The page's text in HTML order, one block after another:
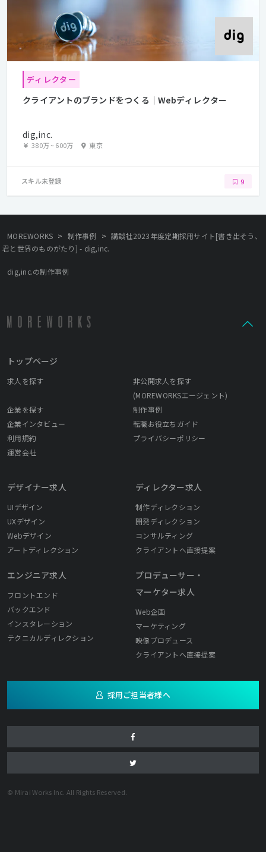
ディレクター
クライアントのブランドをつくる｜Webディレクター
dig,inc.
380万~600万 東京
スキル未登録 9
MOREWORKS > 制作事例 > 講談社2023年度定期採用サイト[書き出そう、
君と世界のものがたり] - dig,inc.
dig,inc.の制作事例
トップページ
求人を探す
非公開求人を探す
(MOREWORKSエージェント)
企業を探す
制作事例
企業インタビュー
転職お役立ちガイド
利用規約
プライバシーポリシー
運営会社
デザイナー求人
UIデザイン
UXデザイン
Webデザイン
アートディレクション
エンジニア求人
フロントエンド
バックエンド
インスタレーション
テクニカルディレクション
ディレクター求人
制作ディレクション
開発ディレクション
コンサルティング
クライアントへ直接提案
プロデューサー・
マーケター求人
Web企画
マーケティング
映像プロデュース
クライアントへ直接提案
採用ご担当者様へ
© Mirai Works Inc. All Rights Reserved.